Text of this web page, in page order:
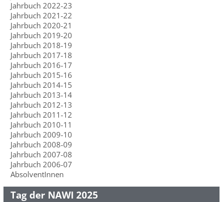
Jahrbuch 2022-23
Jahrbuch 2021-22
Jahrbuch 2020-21
Jahrbuch 2019-20
Jahrbuch 2018-19
Jahrbuch 2017-18
Jahrbuch 2016-17
Jahrbuch 2015-16
Jahrbuch 2014-15
Jahrbuch 2013-14
Jahrbuch 2012-13
Jahrbuch 2011-12
Jahrbuch 2010-11
Jahrbuch 2009-10
Jahrbuch 2008-09
Jahrbuch 2007-08
Jahrbuch 2006-07
AbsolventInnen
Tag der NAWI 2025